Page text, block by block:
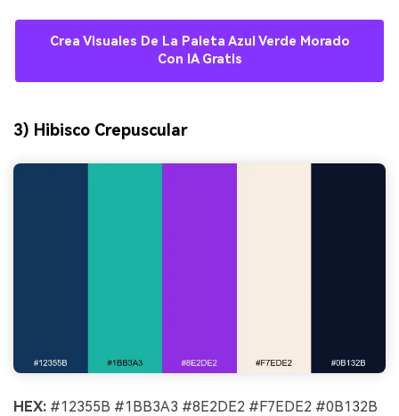
Crea Visuales De La Paleta Azul Verde Morado
Con IA Gratis
3) Hibisco Crepuscular
HEX: #12355B #1BB3A3 #8E2DE2 #F7EDE2 #0B132B